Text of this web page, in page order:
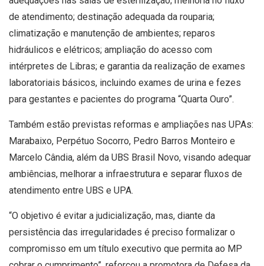
de atendimento; destinação adequada da rouparia;
climatização e manutenção de ambientes; reparos
hidráulicos e elétricos; ampliação do acesso com
intérpretes de Libras; e garantia da realização de exames
laboratoriais básicos, incluindo exames de urina e fezes
para gestantes e pacientes do programa “Quarta Ouro”.
Também estão previstas reformas e ampliações nas UPAs:
Marabaixo, Perpétuo Socorro, Pedro Barros Monteiro e
Marcelo Cândia, além da UBS Brasil Novo, visando adequar
ambiências, melhorar a infraestrutura e separar fluxos de
atendimento entre UBS e UPA.
“O objetivo é evitar a judicialização, mas, diante da
persistência das irregularidades é preciso formalizar o
compromisso em um título executivo que permita ao MP